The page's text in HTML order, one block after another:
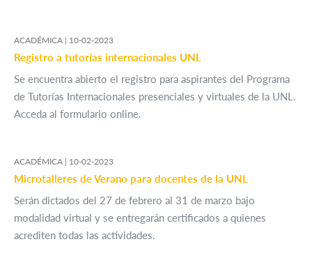
ACADÉMICA | 10-02-2023
Registro a tutorías internacionales UNL
Se encuentra abierto el registro para aspirantes del Programa
de Tutorías Internacionales presenciales y virtuales de la UNL.
Acceda al formulario online.
ACADÉMICA | 10-02-2023
Microtalleres de Verano para docentes de la UNL
Serán dictados del 27 de febrero al 31 de marzo bajo
modalidad virtual y se entregarán certificados a quienes
acrediten todas las actividades.